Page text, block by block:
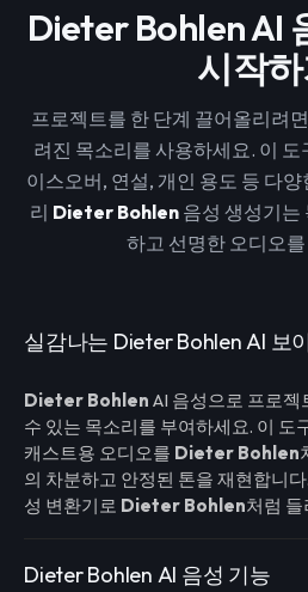
Dieter Bohlen AI
시작
프로젝트를 한 단계 끌어올리려면
려진 목소리를 사용하세요. 이
이스오버, 연설, 개인 용도 등 다
리 Dieter Bohlen음성 생성기는
하고 선명한 오디오
실감나는 Dieter Bohlen AI 보
Dieter Bohlen AI 음성으로 프로젝
수 있는 목소리를 부여하세요. 이 도
캐스트용 오디오를 Dieter Bohlen
의 차분하고 안정된 톤을 재현합니
성 변환기로 Dieter Bohlen처럼
Dieter Bohlen AI 음성 기능